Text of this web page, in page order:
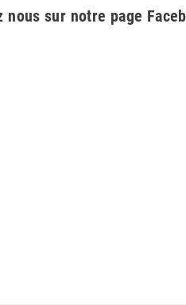
nous sur notre page